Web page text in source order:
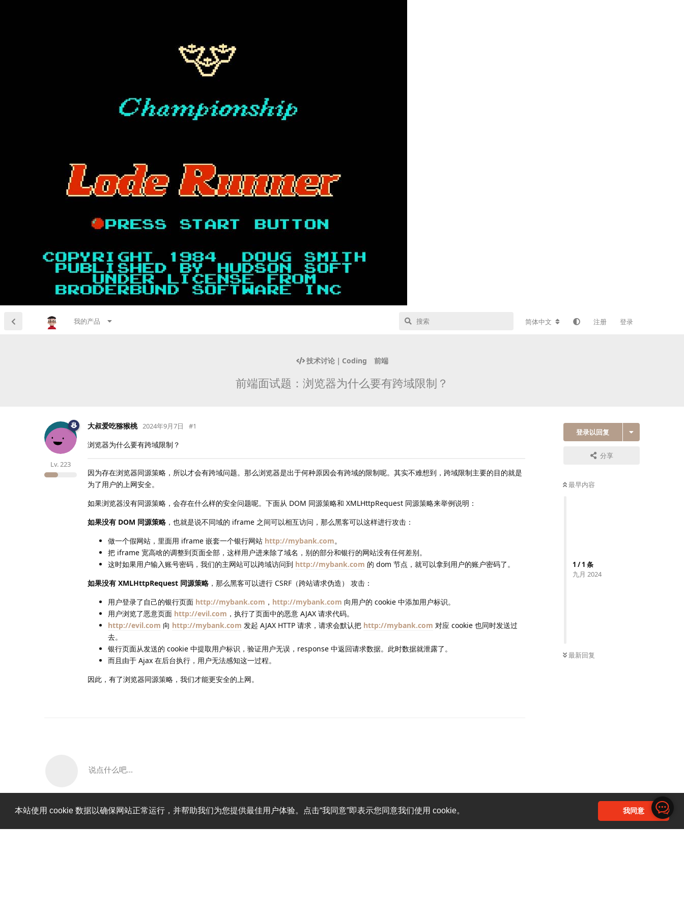
本站使用 cookie 数据以确保网站正常运行，并帮助我们为您提供最佳用户体验。点击“我同意”即表示您同意我们使用 cookie。 我同意
我的产品 简体中文 注册 登录
技术讨论｜Coding 前端
前端面试题：浏览器为什么要有跨域限制？
登录以回复
分享
最早内容
1 /1 条
九月 2024
最新回复
大叔爱吃猕猴桃
Lv.223
2024年9月7日 #1
浏览器为什么要有跨域限制？
因为存在浏览器同源策略，所以才会有跨域问题。那么浏览器是出于何种原因会有跨域的限制呢。其实不难想到，跨域限制主要的目的就是
为了用户的上网安全。
如果浏览器没有同源策略，会存在什么样的安全问题呢。下面从 DOM 同源策略和 XMLHttpRequest 同源策略来举例说明：
如果没有 DOM 同源策略 ，也就是说不同域的 iframe 之间可以相互访问，那么黑客可以这样进行攻击：
做一个假网站，里面用 iframe 嵌套一个银行网站 http://mybank.com。
把 iframe 宽高啥的调整到页面全部，这样用户进来除了域名，别的部分和银行的网站没有任何差别。
这时如果用户输入账号密码，我们的主网站可以跨域访问到 http://mybank.com 的 dom 节点，就可以拿到用户的账户密码了。
如果没有 XMLHttpRequest 同源策略 ，那么黑客可以进行 CSRF（跨站请求伪造） 攻击：
用户登录了自己的银行页面 http://mybank.com ， http://mybank.com 向用户的 cookie 中添加用户标识。
用户浏览了恶意页面 http://evil.com ，执行了页面中的恶意 AJAX 请求代码。
http://evil.com 向 http://mybank.com 发起 AJAX HTTP 请求，请求会默认把 http://mybank.com 对应 cookie 也同时发送过
去。
银行页面从发送的 cookie 中提取用户标识，验证用户无误，response 中返回请求数据。此时数据就泄露了。
而且由于 Ajax 在后台执行，用户无法感知这一过程。
因此，有了浏览器同源策略，我们才能更安全的上网。
说点什么吧...